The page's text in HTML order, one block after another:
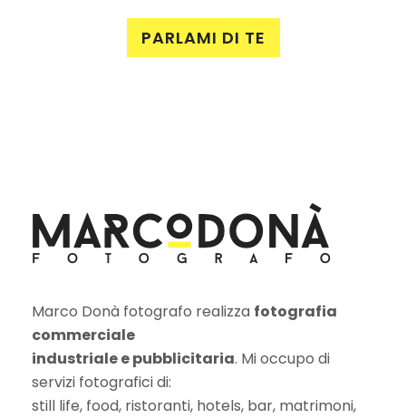
PARLAMI DI TE
Marco Donà fotografo realizza fotografia
commerciale
industriale e pubblicitaria. Mi occupo di
servizi fotografici di:
still life, food, ristoranti, hotels, bar, matrimoni,